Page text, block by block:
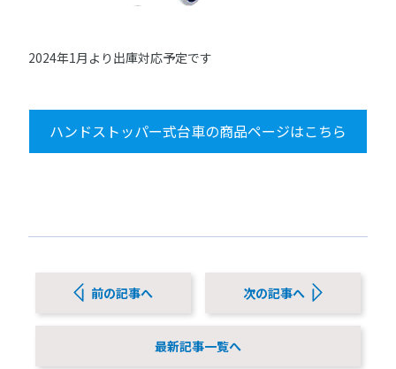
2024年1月より出庫対応予定です
ハンドストッパー式台車の商品ページはこちら
前の記事へ
最新記事一覧へ
次の記事へ